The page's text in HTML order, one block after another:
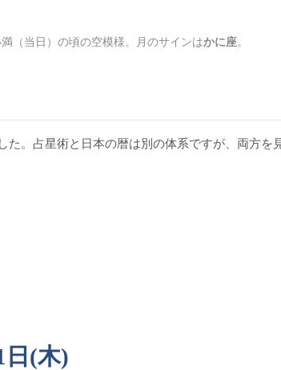
（当日）の頃の空模様。月のサインはかに座。
た。占星術と日本の暦は別の体系ですが、両方を
日(木)